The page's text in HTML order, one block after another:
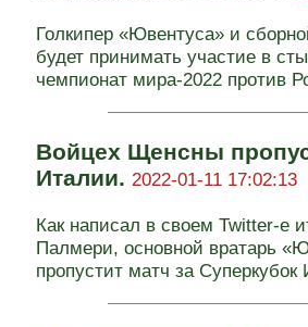
Голкипер «Ювентуса» и
будет принимать участие в
чемпионат мира-2022 против
Войцех Щенсны
Италии. 2022-01-11 17:02:13
Как написал в своем Twitter-e
Палмери, основной вратарь
пропустит матч за